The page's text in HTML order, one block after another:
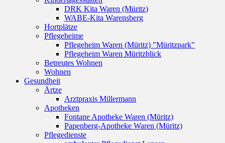
DRK Kita Waren (Müritz)
WABE-Kita Warensberg
Hortplätze
Pflegeheime
Pflegeheim Waren (Müritz) "Müritzpark"
Pflegeheim Waren Müritzblick
Betreutes Wohnen
Wohnen
Gesundheit
Ärtze
Arztpraxis Millermann
Apotheken
Fontane Apotheke Waren (Müritz)
Papenberg-Apotheke Waren (Müritz)
Pflegedienste